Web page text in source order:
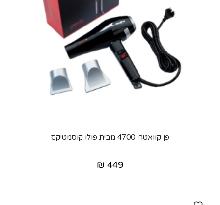
פן קוואטרו 4700 מבית פולו קוסמטיקס
₪ 449